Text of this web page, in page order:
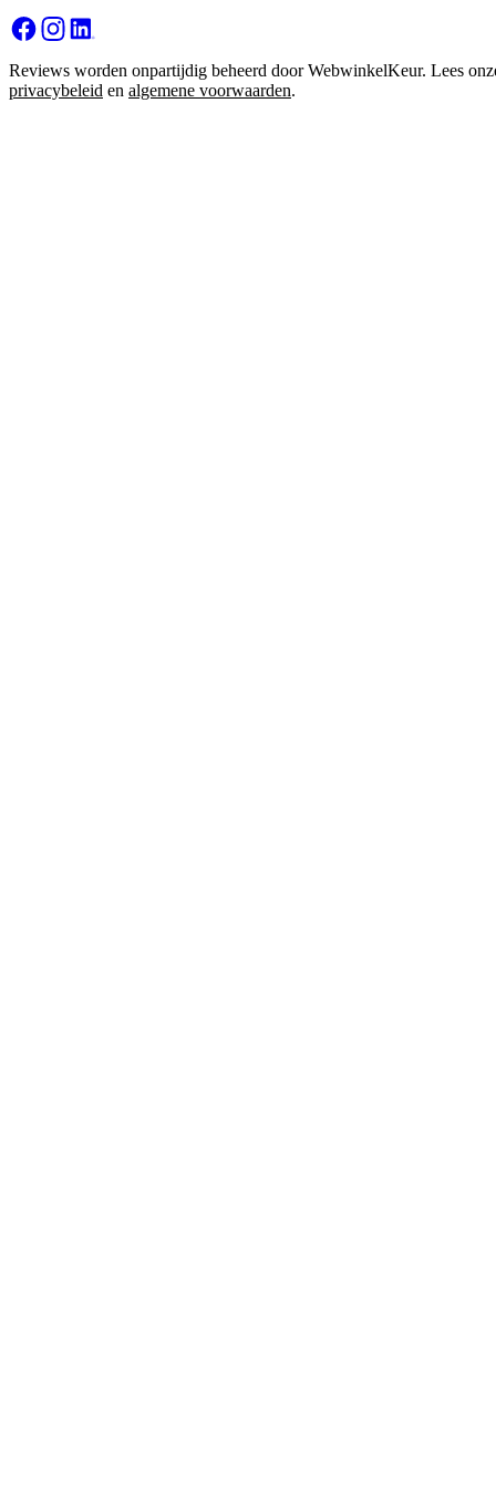
Reviews worden onpartijdig beheerd door WebwinkelKeur. Lees
privacybeleid en algemene voorwaarden.